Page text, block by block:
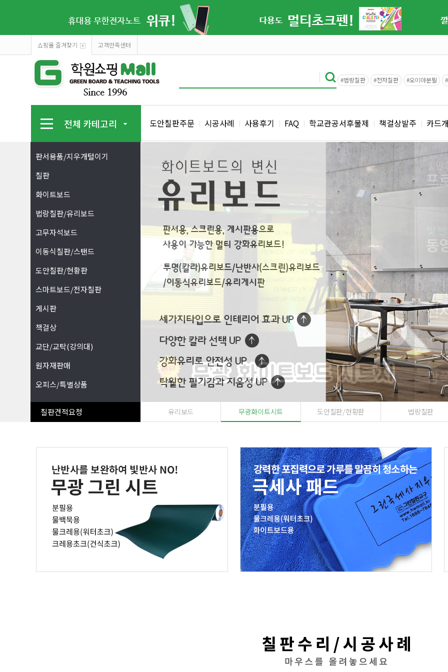
쇼핑몰 즐겨찾기 고객만족센터
#법랑칠판 #전자칠판 #오미야분필
전체 카테고리 도안칠판주문 시공사례 사용후기 FAQ 학교관공서후불제 책걸상발주 카드
판서용품/지우개털이기
칠판
화이트보드
법랑칠판/유리보드
고무자석보드
이동식칠판/스탠드
도안칠판/현황판
스마트보드/전자칠판
게시판
책걸상
교단/교탁(강의대)
원자재판매
오피스/특별상품
칠판견적요청 유리보드 무광화이트시트 도안칠판/현황판 법랑칠판